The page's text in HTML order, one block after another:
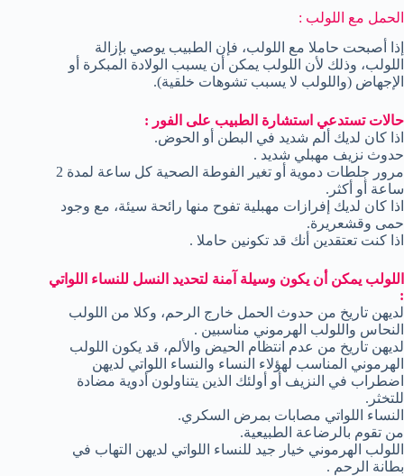
الحمل مع اللولب :
إذا أصبحت حاملا مع اللولب، فإن الطبيب يوصي بإزالة
اللولب، وذلك لأن اللولب يمكن أن يسبب الولادة المبكرة أو
الإجهاض (واللولب لا يسبب تشوهات خلقية).
حالات تستدعي استشارة الطبيب على الفور :
اذا كان لديك ألم شديد في البطن أو الحوض.
حدوث نزيف مهبلي شديد .
مرور جلطات دموية أو تغير الفوطة الصحية كل ساعة لمدة 2
ساعة أو أكثر.
اذا كان لديك إفرازات مهبلية تفوح منها رائحة سيئة، مع وجود
حمى وقشعريرة.
اذا كنت تعتقدين أنك قد تكونين حاملا .
اللولب يمكن أن يكون وسيلة آمنة لتحديد النسل للنساء اللواتي
:
لديهن تاريخ من حدوث الحمل خارج الرحم، وكلا من اللولب
النحاس واللولب الهرموني مناسبين .
لديهن تاريخ من عدم انتظام الحيض والألم، قد يكون اللولب
الهرموني المناسب لهؤلاء النساء والنساء اللواتي لديهن
اضطراب في النزيف أو أولئك الذين يتناولون أدوية مضادة
للتخثر.
النساء اللواتي مصابات بمرض السكري.
من تقوم بالرضاعة الطبيعية.
اللولب الهرموني خيار جيد للنساء اللواتي لديهن التهاب في
بطانة الرحم .